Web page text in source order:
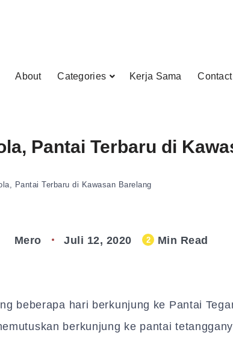
About Categories Kerja Sama
Pantai Terbaru di Kawasan Barelang
Pantai Terbaru di
Mero Juli 12, 2020 2 Min Read
beberapa hari berkunjung ke Pantai
berkunjung ke pantai